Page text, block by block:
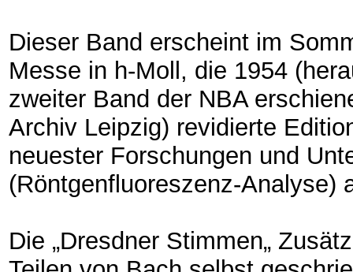
Dieser Band erscheint im
Messe in h-Moll, die 1954
zweiter Band der NBA
Archiv Leipzig) revidierte
neuester Forschungen und
(Röntgenfluoreszenz-Analyse)
Die „Dresdner Stimmen„